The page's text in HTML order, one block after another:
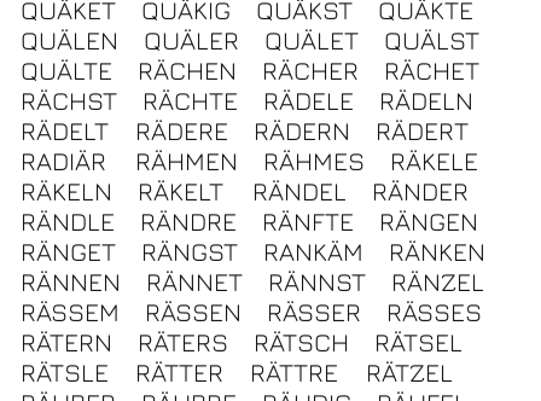
QUÄKET
QUÄKIG QUÄKST
QUÄKTE
QUÄLEN
QUÄLER QUÄLET
QUÄLST
QUÄLTE
RÄCHEN RÄCHER
RÄCHET
RÄCHST
RÄCHTE RÄDELE
RÄDELN
RÄDELT
RÄDERE RÄDERN
RÄDERT
RADIÄR
RÄHMEN RÄHMES
RÄKELE
RÄKELN
RÄKELT RÄNDEL
RÄNDER
RÄNDLE
RÄNDRE RÄNFTE
RÄNGEN
RÄNGET
RÄNGST RANKÄM
RÄNKEN
RÄNNEN
RÄNNET RÄNNST
RÄNZEL
RÄSSEM
RÄSSEN RÄSSER
RÄSSES
RÄTERN
RÄTERS RÄTSCH
RÄTSEL
RÄTSLE
RÄTTER RÄTTRE
RÄTZEL